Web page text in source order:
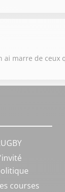
marre de
courses